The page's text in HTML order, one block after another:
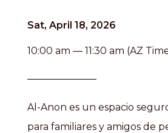
Sat, April 18, 2026
10:00 am — 11:30 am (AZ
Al-Anon es un espacio
para familiares y amigos de